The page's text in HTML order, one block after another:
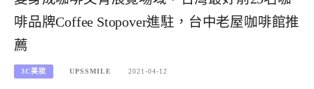
啡品牌Coffee Stopover進駐，台中老屋咖啡館推
薦
3C美妝 UPSSMILE 2021-04-12